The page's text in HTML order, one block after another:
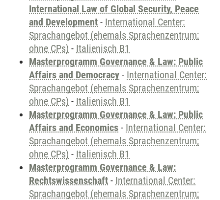
International Law of Global Security, Peace
and Development - International Center:
Sprachangebot (ehemals Sprachenzentrum;
ohne CPs) - Italienisch B1
Masterprogramm Governance & Law: Public
Affairs and Democracy - International Center:
Sprachangebot (ehemals Sprachenzentrum;
ohne CPs) - Italienisch B1
Masterprogramm Governance & Law: Public
Affairs and Economics - International Center:
Sprachangebot (ehemals Sprachenzentrum;
ohne CPs) - Italienisch B1
Masterprogramm Governance & Law:
Rechtswissenschaft - International Center:
Sprachangebot (ehemals Sprachenzentrum;